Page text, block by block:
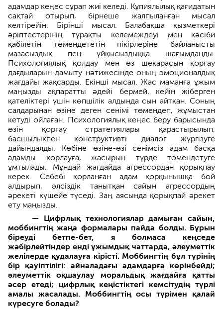
адамдар кеңес сұрап жиі келеді. Құпиялылық қағидатын
сақтай отырып, бірнеше жалпыланған мысал
келтірейін. Бірінші мысал. Балабақша қызметкері
әріптестерінің тұрақты келемеждеуі мен кәсіби
қабілетін төмендететін пікірлеріне байланысты
мазасыздық пен ұйқысыздыққа шағымданды.
Психологиялық қолдау мен өз шекарасын қорғау
дағдыларын дамыту нәтижесінде оның эмоционалдық
жағдайы жақсарды. Екінші мысал. Жас маманға ұжым
маңызды ақпаратты әдейі бермей, кейін жіберген
қателіктері үшін көпшілік алдында сын айтқан. Соның
салдарынан өзіне деген сенімі төмендеп, жұмыстан
кетуді ойлаған. Психологиялық кеңес беру барысында
өзін қорғау стратегиялары қарастырылып,
басшылықпен конструктивті диалог жүргізуге
дайындалды. Көбіне өзіне-өзі сенімсіз адам басқа
адамды қорлауға, жасырын түрде төмендетуге
ұмтылады. Мұндай жағдайда агрессордан қорықпау
керек. Себебі қорланған адам қорқынышқа бой
алдырып, әлсіздік танытқан сайын агрессордың
әрекеті күшейе түседі. Заң аясында қорықпай әрекет
ету маңызды.
— Цифрлық технологиялар дамыған сайын,
моббингтің жаңа формалары пайда болды. Бұрын
біреуді бетпе-бет, я болмаса кеңседе
жәбірлейтіндер енді ұжымдық чаттарда, әлеуметтік
желілерде қудалауға кірісті. Моббингтің бұл түрінің
бір қауіптілігі: айналадағы адамдарға көрінбейді;
әлеуметтік оқшаулау моральдық жағдайға қатты
әсер етеді; цифрлық кеңістіктегі кемсітудің түрлі
амалы жасалады. Моббингтің осы түрімен қалай
күресуге болады?